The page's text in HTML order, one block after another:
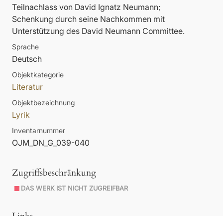
Teilnachlass von David Ignatz Neumann;
Schenkung durch seine Nachkommen mit
Unterstützung des David Neumann Committee.
Sprache
Deutsch
Objektkategorie
Literatur
Objektbezeichnung
Lyrik
Inventarnummer
OJM_DN_G_039-040
Zugriffsbeschränkung
DAS WERK IST NICHT ZUGREIFBAR